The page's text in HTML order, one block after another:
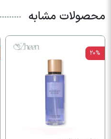
محصولات مشابه
20%